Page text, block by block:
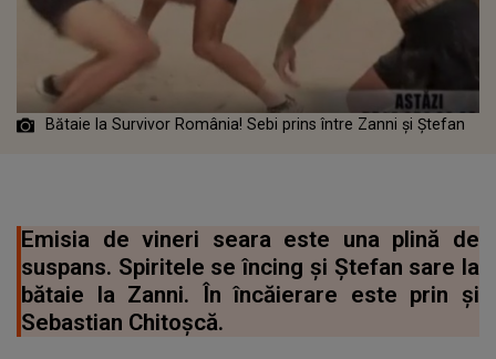
Bătaie la Survivor România! Sebi prins între Zanni şi Ştefan
Emisia de vineri seara este una plină de
suspans. Spiritele se încing și Ștefan sare la
bătaie la Zanni. În încăierare este prin și
Sebastian Chitoșcă.